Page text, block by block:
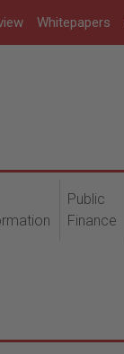
Whitepapers
Public
Finance